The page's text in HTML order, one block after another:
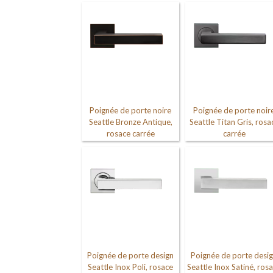
Poignée de porte noire
Seattle Bronze Antique,
rosace carrée
Poignée de porte
Seattle Titan Gris,
carrée
Poignée de porte design
Seattle Inox Poli, rosace
Poignée de porte
Seattle Inox Satiné,